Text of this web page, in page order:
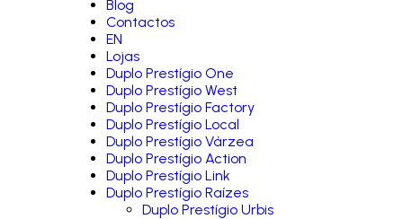
Blog
Contactos
EN
Lojas
Duplo Prestígio One
Duplo Prestígio West
Duplo Prestígio Factory
Duplo Prestígio Local
Duplo Prestígio Várzea
Duplo Prestígio Action
Duplo Prestígio Link
Duplo Prestígio Raízes
Duplo Prestígio Urbis